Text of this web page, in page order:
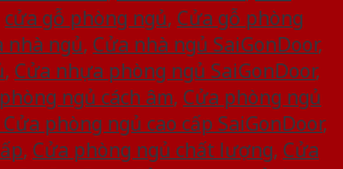
cửa gỗ phòng ngủ, Cửa gỗ phòng
nhà ngủ, Cửa nhà ngủ SaiGonDoor,
, Cửa nhựa phòng ngủ SaiGonDoor,
ngủ cách âm, Cửa phòng ngủ
phòng ngủ cao cấp SaiGonDoor,
, Cửa phòng ngủ chất lượng, Cửa